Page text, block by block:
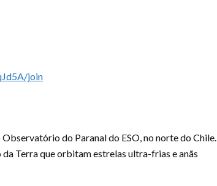
join
do Paranal do ESO, no norte do Chile.
Terra que orbitam estrelas ultra-frias e anãs